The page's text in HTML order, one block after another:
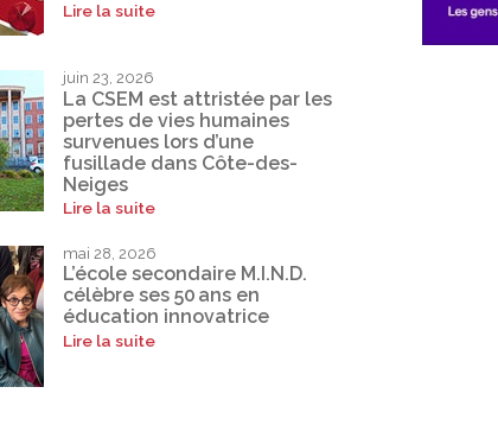
Lire la suite
juin 23, 2026
La CSEM est attristée par les
pertes de vies humaines
survenues lors d’une
fusillade dans Côte-des-
Neiges
Lire la suite
mai 28, 2026
L’école secondaire M.I.N.D.
célèbre ses 50 ans en
éducation innovatrice
Lire la suite